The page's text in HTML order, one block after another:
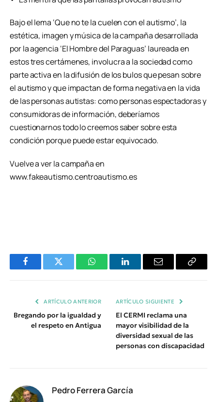
Bajo el lema ‘Que no te la cuelen con el autismo’, la
estética, imagen y música de la campaña desarrollada
por la agencia ‘El Hombre del Paraguas’ laureada en
estos tres certámenes, involucra a la sociedad como
parte activa en la difusión de los bulos que pesan sobre
el autismo y que impactan de forma negativa en la vida
de las personas autistas: como personas espectadoras y
consumidoras de información, deberíamos
cuestionarnos todo lo creemos saber sobre esta
condición porque puede estar equivocado.
Vuelve a ver la campaña en
www.fakeautismo.centroautismo.es
FacebookTwitter WhatsAppLinkedInEmail
Copiar
ARTÍCULO ANTERIOR
Bregando por la igualdad y
el respeto en Antigua
ARTÍCULO SIGUIENTE
El CERMI reclama una
mayor visibilidad de la
diversidad sexual de las
personas con discapacidad
Pedro Ferrera García